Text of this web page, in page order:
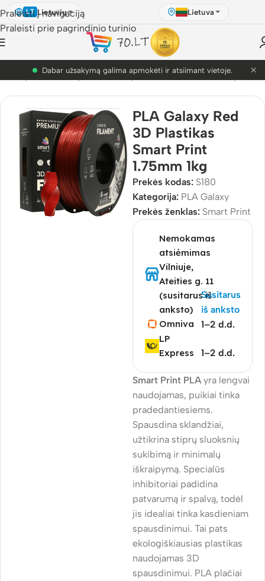
Praleisti į navigaciją
Praleisti prie pagrindinio turinio
LT Lietuvių Lietuva
PETG akcija! Dabar nuo 9.99€. ×
3D Spausdinimo plastikai/3D plastikai/ PLA/PLA Galaxy
PLA Galaxy Red
3D Plastikas
Smart Print
1.75mm 1kg
Prekės kodas: S180
Kategorija: PLA Galaxy
Prekės ženklas: Smart Print
Nemokamas
atsiėmimas
Vilniuje,
Ateities g. 11
(susitarus iš
anksto)
Susitarus
iš anksto
Omniva
1–2 d.d.
LP
Express
1–2 d.d.
Smart Print PLA yra lengvai
naudojamas, puikiai tinka
pradedantiesiems.
Spausdina sklandžiai,
užtikrina stiprų sluoksnių
sukibimą ir minimalų
iškraipymą. Specialūs
inhibitoriai padidina
patvarumą ir spalvą, todėl
jis idealiai tinka kasdieniam
spausdinimui. Tai pats
ekologiškiausias plastikas
naudojamas 3D
spausdinimui. PLA plačiai